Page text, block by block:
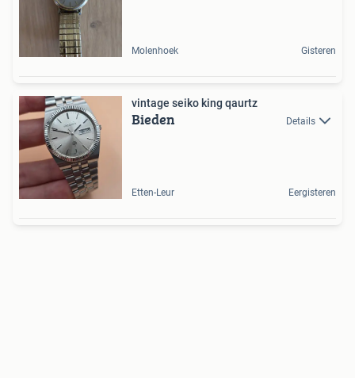
Molenhoek Gisteren
vintage seiko king qaurtz
Bieden Details
Etten-Leur Eergisteren